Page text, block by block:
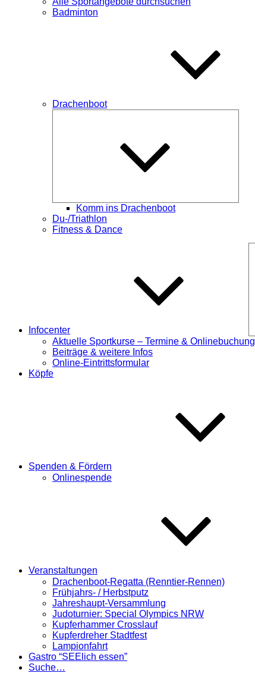
Badminton
Drachenboot
Komm ins Drachenboot
Du-/Triathlon
Fitness & Dance
Infocenter
Aktuelle Sportkurse – Termine & Onlinebuchung
Beiträge & weitere Infos
Online-Eintrittsformular
Köpfe
Spenden & Fördern
Onlinespende
Veranstaltungen
Drachenboot-Regatta (Renntier-Rennen)
Frühjahrs- / Herbstputz
Jahreshaupt-Versammlung
Judoturnier: Special Olympics NRW
Kupferhammer Crosslauf
Kupferdreher Stadtfest
Lampionfahrt
Gastro “SEElich essen”
Suche…